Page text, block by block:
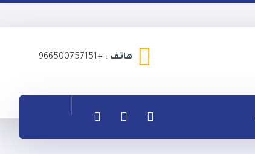
هاتف : +966500757151